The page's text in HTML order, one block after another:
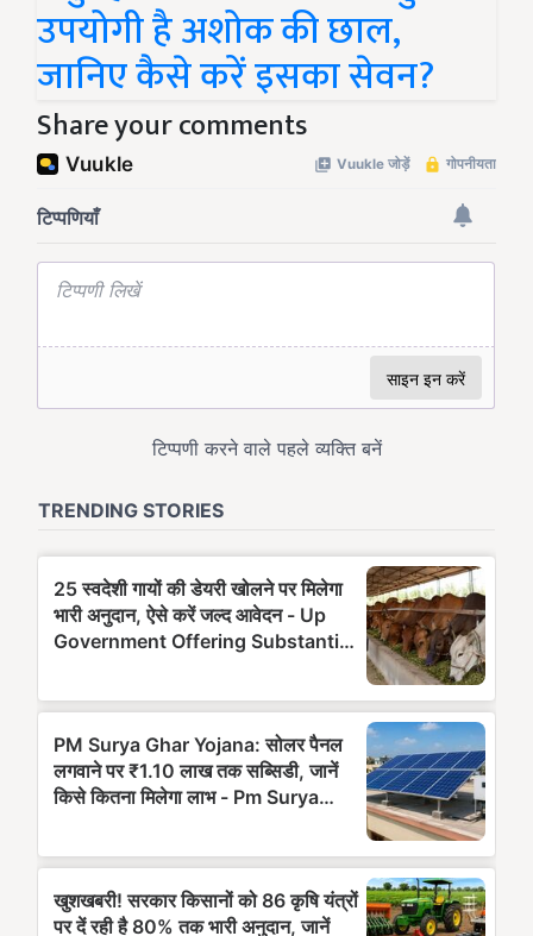
उपयोगी है अशोक की छाल,
जानिए कैसे करें इसका सेवन?
Share your comments